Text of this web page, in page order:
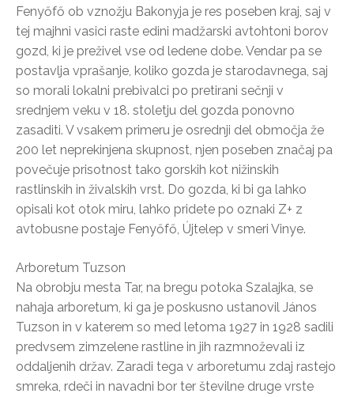
Fenyőfő ob vznožju Bakonyja je res poseben kraj, saj v
tej majhni vasici raste edini madžarski avtohtoni borov
gozd, ki je preživel vse od ledene dobe. Vendar pa se
postavlja vprašanje, koliko gozda je starodavnega, saj
so morali lokalni prebivalci po pretirani sečnji v
srednjem veku v 18. stoletju del gozda ponovno
zasaditi. V vsakem primeru je osrednji del območja že
200 let neprekinjena skupnost, njen poseben značaj pa
povečuje prisotnost tako gorskih kot nižinskih
rastlinskih in živalskih vrst. Do gozda, ki bi ga lahko
opisali kot otok miru, lahko pridete po oznaki Z+ z
avtobusne postaje Fenyőfő, Újtelep v smeri Vinye.
Arboretum Tuzson
Na obrobju mesta Tar, na bregu potoka Szalajka, se
nahaja arboretum, ki ga je poskusno ustanovil János
Tuzson in v katerem so med letoma 1927 in 1928 sadili
predvsem zimzelene rastline in jih razmnoževali iz
oddaljenih držav. Zaradi tega v arboretumu zdaj rastejo
smreka, rdeči in navadni bor ter številne druge vrste